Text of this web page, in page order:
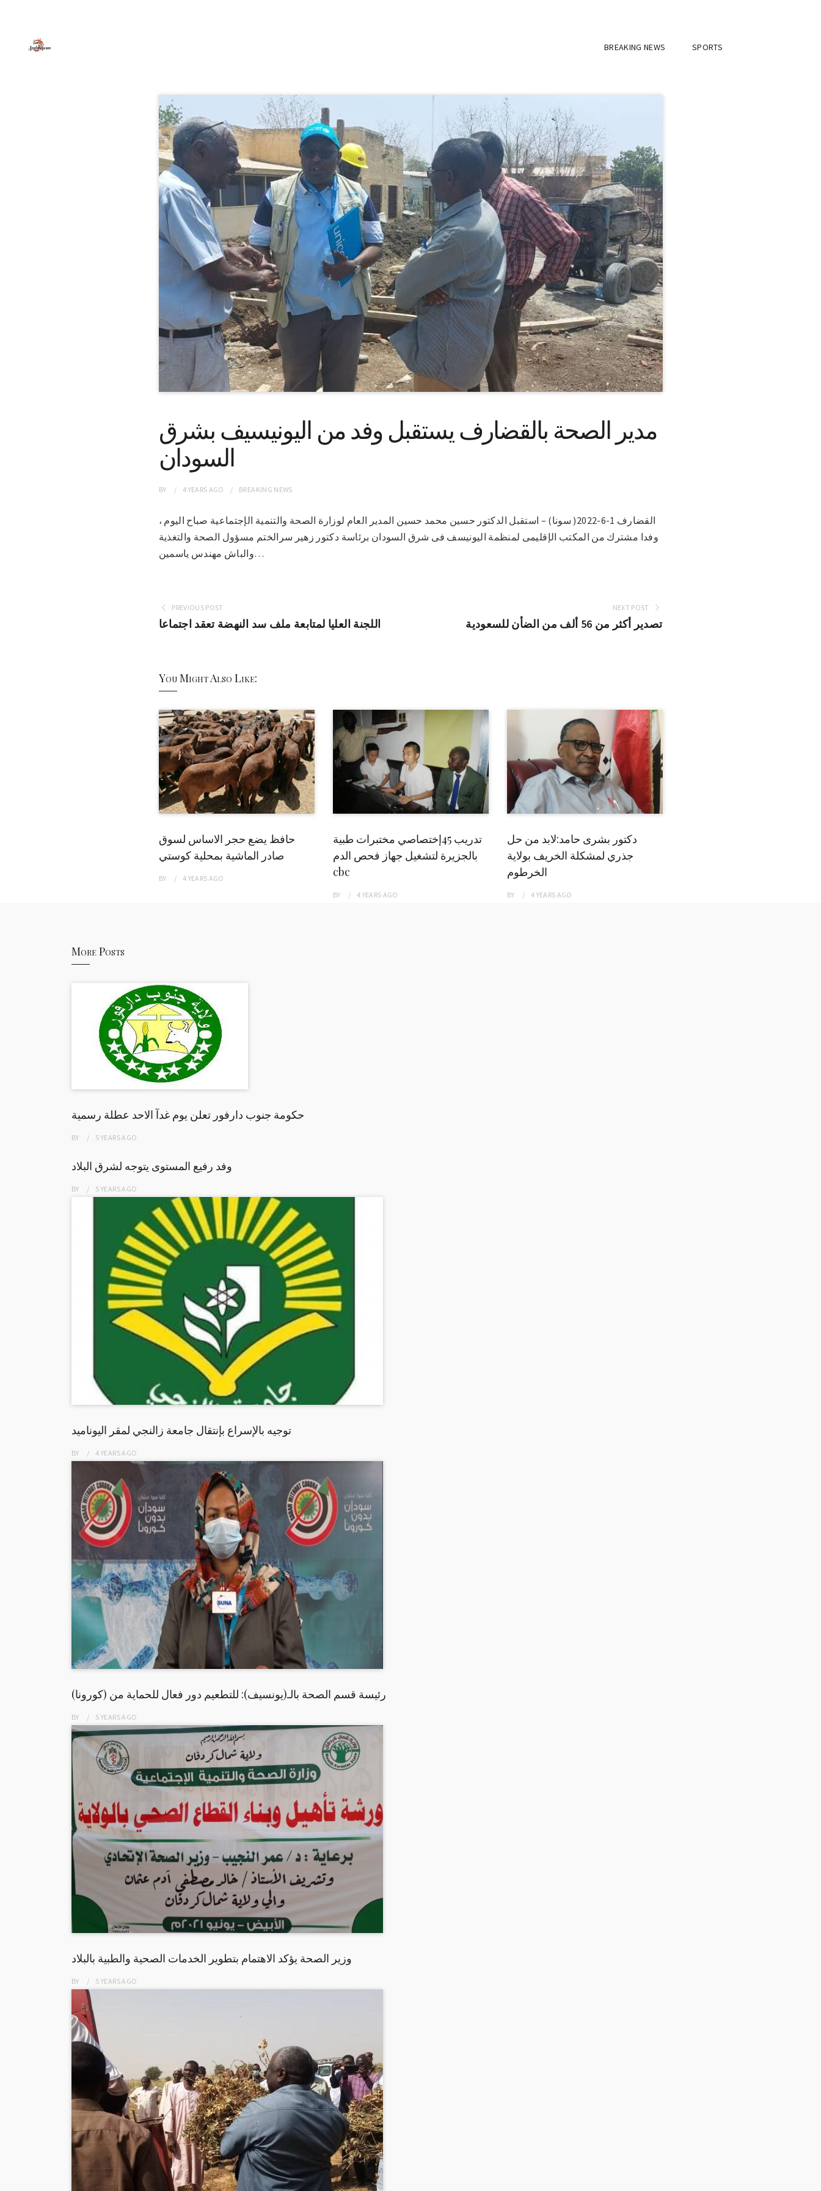
BREAKING NEWS SPORTS
مدير الصحة بالقضارف يستقبل وفد من اليونيسيف بشرق
السودان
BY 4 YEARS AGO BREAKING NEWS
القضارف 1-6-2022( سونا) – استقبل الدكتور حسين محمد حسين المدير العام لوزارة الصحة والتنمية الإجتماعية صباح اليوم ،
وفدا مشترك من المكتب الإقليمى لمنظمة اليونيسف فى شرق السودان برئاسة دكتور زهير سرالختم مسؤول الصحة والتغذية
والباش مهندس ياسمين…
PREVIOUS POST
اللجنة العليا لمتابعة ملف سد النهضة تعقد اجتماعا
NEXT POST
تصدير أكثر من 56 ألف من الضأن للسعودية
You Might Also Like:
حافظ يضع حجر الاساس لسوق
صادر الماشية بمحلية كوستي
BY 4 YEARS AGO
تدريب 45إختصاصي مختبرات طبية
بالجزيرة لتشغيل جهاز فحص الدم
cbc
BY 4 YEARS AGO
دكتور بشرى حامد:لابد من حل
جذري لمشكلة الخريف بولاية
الخرطوم
BY 4 YEARS AGO
More Posts
حكومة جنوب دارفور تعلن يوم غدآ الاحد عطلة رسمية
BY 5 YEARSAGO
وفد رفيع المستوى يتوجه لشرق البلاد
BY 5 YEARSAGO
توجيه بالإسراع بإنتقال جامعة زالنجي لمقر اليوناميد
BY 4 YEARSAGO
رئيسة قسم الصحة بالـ(يونسيف): للتطعيم دور فعال للحماية من (كورونا)
BY 5 YEARSAGO
وزير الصحة يؤكد الاهتمام بتطوير الخدمات الصحية والطبية بالبلاد
BY 5 YEARSAGO